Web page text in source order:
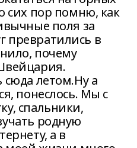
сих пор помню, как
поля за
превратились в
почему
сюда летом.Ну а
понеслось. Мы с
спальники,
родную
а в